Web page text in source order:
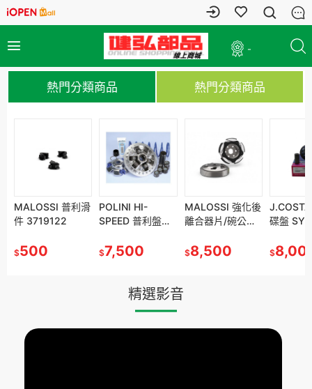
-
熱門分類商品 熱門分類商品
MALOSSI 普利滑
件 3719122
$500
POLINI HI-
SPEED 普利盤傳
NIKITA300/DOW
NTOWN350/J30
$7,500
MALOSSI 強化後
離合器片/碗公套
XMAX300
TRICITY300
$8,500
碟盤
$
普利滑
POLINI HI-
SPEED 普利盤傳
NIKITA300/DOW
NTOWN350/J30
7,500
MALOSSI 強化後
離合器片/碗公套
XMAX300
$ 8,500
J.COSTA PRO飛
碟盤 SYM
MMBCU158
$ 8,000
精選影音